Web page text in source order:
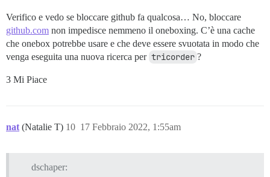
Verifico e vedo se bloccare github fa qualcosa… No, bloccare
github.com non impedisce nemmeno il oneboxing. C’è una cache
che onebox potrebbe usare e che deve essere svuotata in modo che
venga eseguita una nuova ricerca per tricorder ?
3 Mi Piace
nat (Natalie T) 17 Febbraio 2022, 1:55am
10
dschaper: